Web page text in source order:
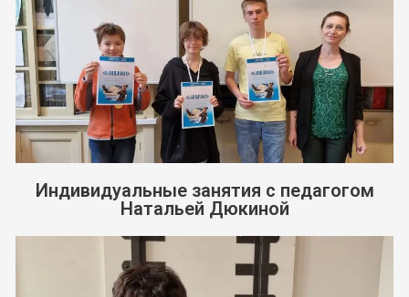
Индивидуальные занятия с педагогом
Натальей Дюкиной